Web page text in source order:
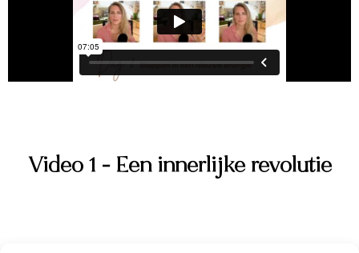
Video 1 - Een innerlijke revolutie